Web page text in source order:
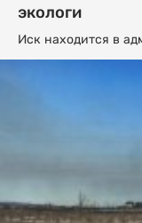
экологи
Иск находится в